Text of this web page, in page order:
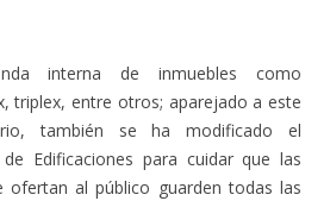
interna de inmuebles como
triplex, entre otros; aparejado a este
también se ha modificado el
Edificaciones para cuidar que las
ofertan al público guarden todas las